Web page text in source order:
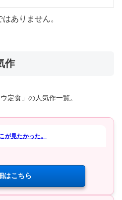
ありません。
作
定食」の人気作一覧。
が見たかった。
はこちら